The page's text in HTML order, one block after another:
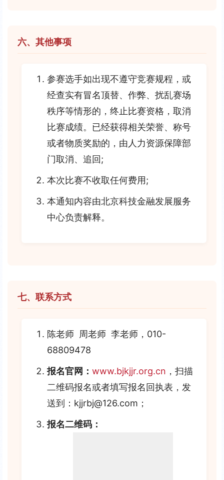
六、其他事项
参赛选手如出现不遵守竞赛规程，或
经查实有冒名顶替、作弊、扰乱赛场
秩序等情形的，终止比赛资格，取消
比赛成绩。已经获得相关荣誉、称号
或者物质奖励的，由人力资源保障部
门取消、追回;
本次比赛不收取任何费用;
本通知内容由北京科技金融发展服务
中心负责解释。
七、联系方式
陈老师 周老师 李老师 ， 010-
68809478
报名官网： www.bjkjjr.org.cn ，扫描
二维码报名或者填写报名回执表，发
送到：kjjrbj@126.com；
报名二维码：